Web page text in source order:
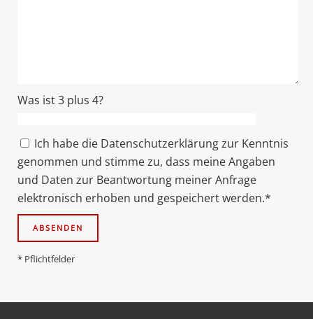
Was ist 3 plus 4?
Ich habe die Datenschutzerklärung zur Kenntnis
genommen und stimme zu, dass meine Angaben
und Daten zur Beantwortung meiner Anfrage
elektronisch erhoben und gespeichert werden.*
* Pflichtfelder